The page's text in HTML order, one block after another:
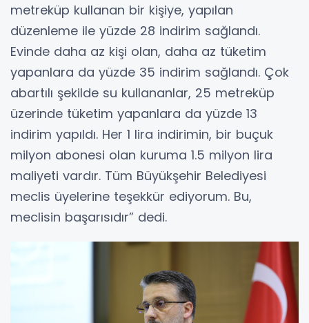
metreküp kullanan bir kişiye, yapılan
düzenleme ile yüzde 28 indirim sağlandı.
Evinde daha az kişi olan, daha az tüketim
yapanlara da yüzde 35 indirim sağlandı. Çok
abartılı şekilde su kullananlar, 25 metreküp
üzerinde tüketim yapanlara da yüzde 13
indirim yapıldı. Her 1 lira indirimin, bir buçuk
milyon abonesi olan kuruma 1.5 milyon lira
maliyeti vardır. Tüm Büyükşehir Belediyesi
meclis üyelerine teşekkür ediyorum. Bu,
meclisin başarısıdır” dedi.